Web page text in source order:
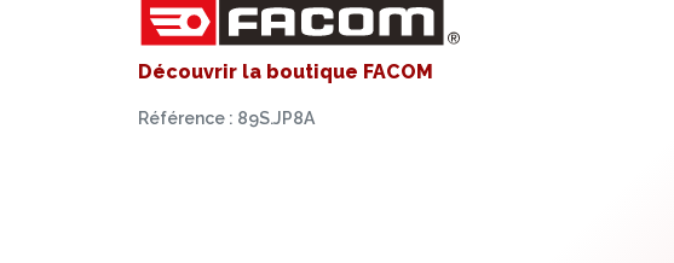
Découvrir la boutique FACOM
Référence : 89S.JP8A